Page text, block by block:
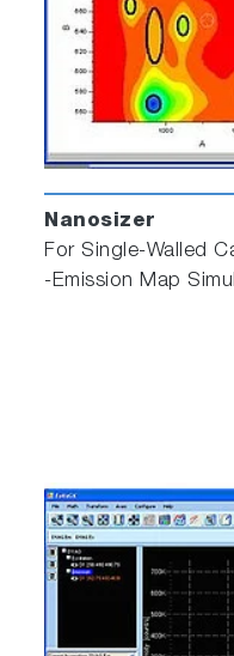
Nanosizer
For Single‐Walled
‐Emission Map